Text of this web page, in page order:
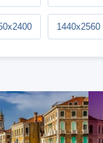
1440x2560